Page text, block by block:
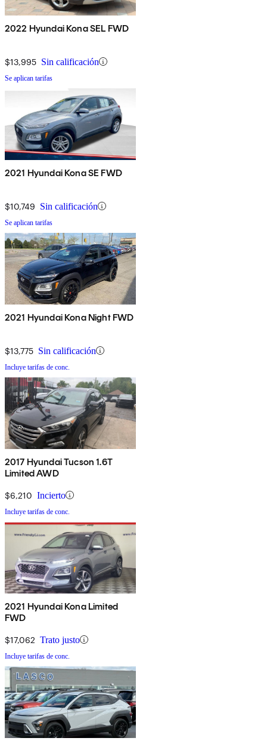
2022 Hyundai Kona SEL FWD
$13,995 Sin calificación
Se aplican tarifas
2021 Hyundai Kona SE FWD
$10,749 Sin calificación
Se aplican tarifas
2021 Hyundai Kona Night FWD
$13,775 Sin calificación
Incluye tarifas de conc.
2017 Hyundai Tucson 1.6T
Limited AWD
$6,210 Incierto
Incluye tarifas de conc.
2021 Hyundai Kona Limited
FWD
$17,062 Trato justo
Incluye tarifas de conc.